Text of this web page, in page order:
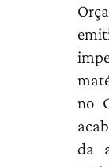
no
da